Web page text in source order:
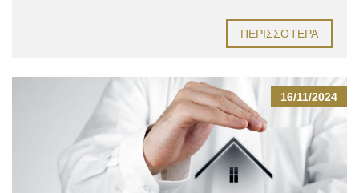
ΠΕΡΙΣΣΌΤΕΡΑ
16/11/2024